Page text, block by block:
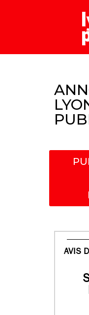
AVIS